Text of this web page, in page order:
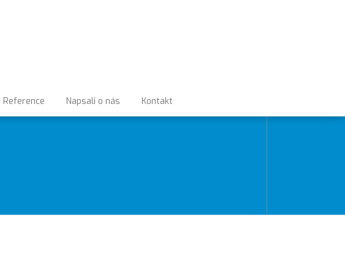
Reference Napsali o nás Kontakt